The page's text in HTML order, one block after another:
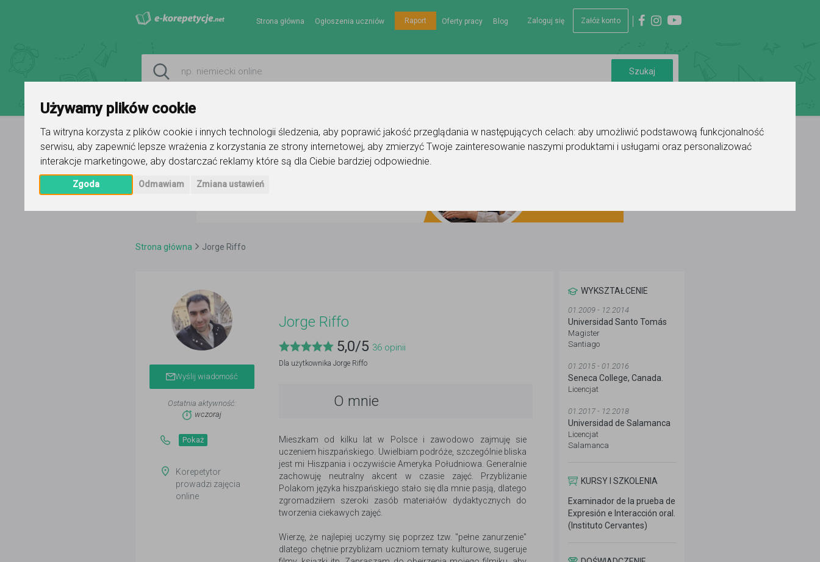
Używamy plików cookie
Ta witryna korzysta z plików cookie i innych technologii śledzenia, aby poprawić jakość przeglądania w następujących celach: aby umożliwić podstawową funkcjonalność
serwisu, aby zapewnić lepsze wrażenia z korzystania ze strony internetowej, aby zmierzyć Twoje zainteresowanie naszymi produktami i usługami oraz personalizować
interakcje marketingowe, aby dostarczać reklamy które są dla Ciebie bardziej odpowiednie.
Zgoda Odmawiam Zmiana ustawień
Zaloguj się Załóż konto
Strona główna Ogłoszenia uczniów Raport Oferty pracy Blog
Strona główna Jorge Riffo
Wyślij wiadomość
Ostatnia aktywność:
wczoraj
Pokaż
Korepetytor
prowadzi zajęcia
online
Jorge Riffo
5,0/5 36 opinii
Dla użytkownika Jorge Riffo
O mnie
Mieszkam od kilku lat w Polsce i zawodowo zajmuję sie
uczeniem hiszpańskiego. Uwielbiam podróże, szczególnie bliska
jest mi Hiszpania i oczywiście Ameryka Południowa. Generalnie
zachowuję neutralny akcent w czasie zajęć. Przybliżanie
Polakom języka hiszpańskiego stało się dla mnie pasją, dlatego
zgromadziłem szeroki zasób materiałów dydaktycznych do
tworzenia ciekawych zajęć.
Wierzę, że najlepiej uczymy się poprzez tzw. "pełne zanurzenie"
dlatego chętnie przybliżam uczniom tematy kulturowe, sugeruje
WYKSZTAŁCENIE
01.2009 - 12.2014
Universidad Santo Tomás
Magister
Santiago
01.2015 - 01.2016
Seneca College, Canada.
Licencjat
01.2017 - 12.2018
Universidad de Salamanca
Licencjat
Salamanca
KURSY I SZKOLENIA
Examinador de la prueba de
Expresión e Interacción oral.
(Instituto Cervantes)